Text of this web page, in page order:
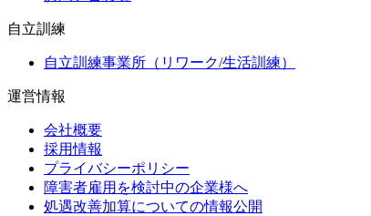
自立訓練
自立訓練事業所（リワーク/生活訓練）
運営情報
会社概要
採用情報
プライバシーポリシー
障害者雇用を検討中の企業様へ
処遇改善加算についての情報公開